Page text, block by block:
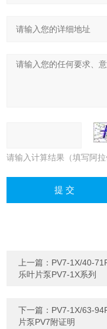
请输入计算结果（填写阿
上一篇： PV7-1X/40-
乐叶片泵PV7-1X系列
下一篇： PV7-1X/63-
片泵PV7附证明